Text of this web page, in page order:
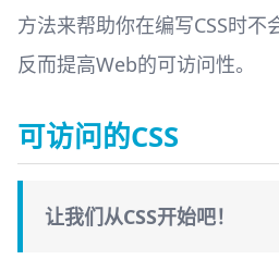
方法来帮助你在编写CSS时不
反而提高Web的可访问性。
可访问的CSS
让我们从CSS开始吧！